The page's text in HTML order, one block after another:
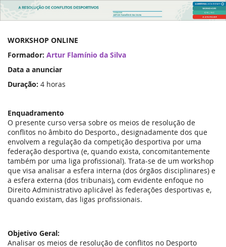
A
de
Conflitos
Desportivos
("notifiquem-
me")
31
de
Dezembro
de
2026
WORKSHOP ONLINE
Formador: Artur Flamínio da Silva
Data a anunciar
Duração: 4 horas
Enquadramento
O presente curso versa sobre os meios de resolução de
conflitos no âmbito do Desporto., designadamente dos que
envolvem a regulação da competição desportiva por uma
federação desportiva (e, quando exista, concomitantemente
também por uma liga profissional). Trata-se de um workshop
que visa analisar a esfera interna (dos órgãos disciplinares) e
a esfera externa (dos tribunais), com evidente enfoque no
Direito Administrativo aplicável às federações desportivas e,
quando existam, das ligas profissionais.
Objetivo Geral:
Analisar os meios de resolução de conflitos no Desporto